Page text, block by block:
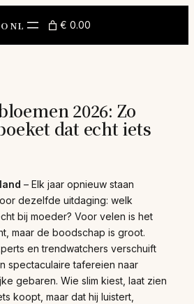
NL € 0.00
2026: Zo
dat echt iets
– Elk jaar opnieuw staan
dezelfde uitdaging: welk
bij moeder? Voor velen is het
maar de boodschap is groot.
en trendwatchers verschuift
spectaculaire tafereien naar
gebaren. Wie slim kiest, laat zien
koopt, maar dat hij luistert,